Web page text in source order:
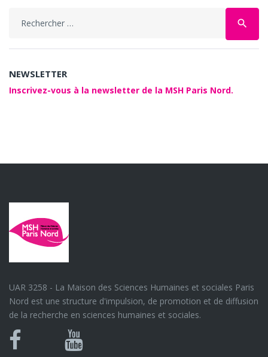
search
NEWSLETTER
Inscrivez-vous à la newsletter de la MSH Paris Nord.
UAR 3258 - La Maison des Sciences Humaines et sociales Paris
Nord est une structure d'impulsion, de promotion et de diffusion
de la recherche en sciences humaines et sociales.
Bluesky
Canal